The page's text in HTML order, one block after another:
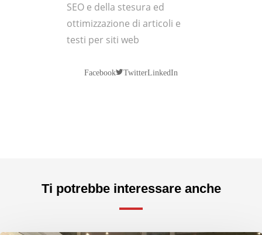
SEO e della stesura ed
ottimizzazione di articoli e
testi per siti web
Facebook TwitterLinkedIn
Ti potrebbe interessare anche